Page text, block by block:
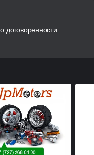
договоренности